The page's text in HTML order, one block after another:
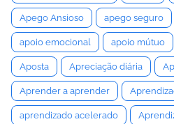
Apego Ansioso apego seguro
apoio emocional apoio mútuo
Aposta Apreciação diária
Aprender a aprender
aprendizado acelerado